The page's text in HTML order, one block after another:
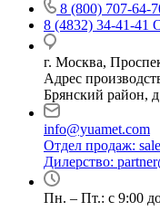
8 (800) 707-64-
8 (4832) 34-41-41
г. Москва,
Адрес
Брянский район,
info@yuamet.com
Отдел продаж:
Дилерство:
Пн. – Пт.: с 9:00